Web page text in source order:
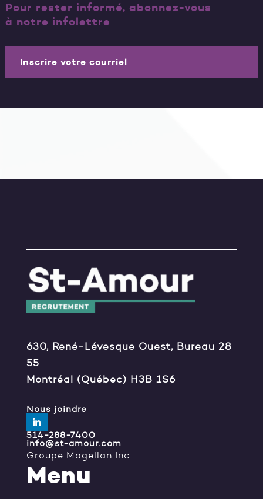
Pour rester informé, abonnez-vous
à notre infolettre
630, René-Lévesque Ouest, Bureau 28
55
Montréal (Québec) H3B 1S6
Nous joindre
514-288-7400
info@st-amour.com
Groupe Magellan Inc.
Menu